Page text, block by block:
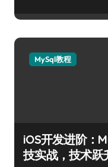
MySql教程
iOS开发进阶：
技实战，技术跃